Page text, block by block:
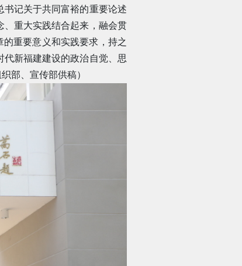
记关于共同富裕的重要论述
、重大实践结合起来，融会贯
重要意义和实践要求，持之
新福建建设的政治自觉、思
部、宣传部供稿）